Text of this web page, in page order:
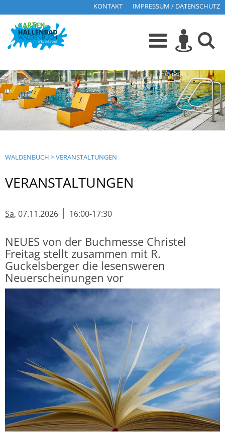
KONTAKT IMPRESSUM / DATENSCHUTZ
WALDENBUCH >VERANSTALTUNGEN
VERANSTALTUNGEN
Sa, 07.11.2026 | 16:00-17:30
NEUES von der Buchmesse Christel
Freitag stellt zusammen mit R.
Guckelsberger die lesensweren
Neuerscheinungen vor